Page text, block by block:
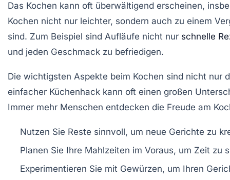
Das Kochen kann oft überwältigend erscheinen,
Kochen nicht nur leichter, sondern auch zu einem
sind. Zum Beispiel sind Aufläufe nicht nur schnelle
und jeden Geschmack zu befriedigen.
Die wichtigsten Aspekte beim Kochen sind nicht nur
einfacher Küchenhack kann oft einen großen
Immer mehr Menschen entdecken die Freude am
Nutzen Sie Reste sinnvoll, um neue Gerichte zu
Planen Sie Ihre Mahlzeiten im Voraus, um Zeit zu
Experimentieren Sie mit Gewürzen, um Ihren